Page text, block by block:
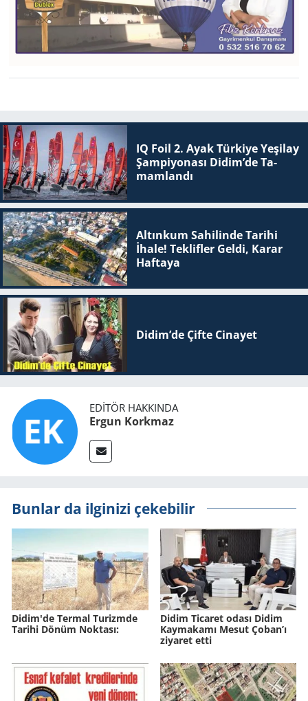
IQ Foil 2. Ayak Tür­ki­ye Ye­şi­lay
Şam­pi­yo­na­sı Didim’de Ta­
mam­lan­dı
Altınkum Sahilinde Tarihi
İhale! Teklifler Geldi, Karar
Haftaya
Didim’de Çifte Ci­na­yet
EDITÖR HAKKINDA
Ergun Korkmaz
Bunlar da ilginizi çekebilir
Didim'de Ter­mal Tu­rizm­de
Ta­ri­hi Dönüm Nok­ta­sı:
Didim Ticaret odası Didim
Kaymakamı Mesut Çoban’ı
ziyaret etti